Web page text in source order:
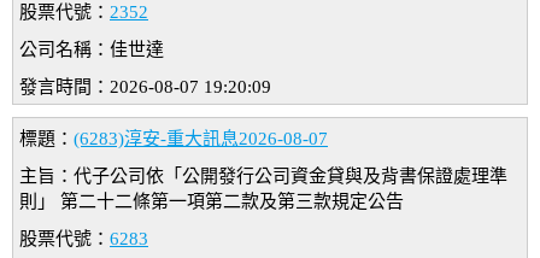
股票代號： 2352
公司名稱：佳世達
發言時間：2026-08-07 19:20:09
標題： (6283)淳安-重大訊息2026-08-07
主旨：代子公司依「公開發行公司資金貸與及背書保證處理準
則」 第二十二條第一項第二款及第三款規定公告
股票代號： 6283